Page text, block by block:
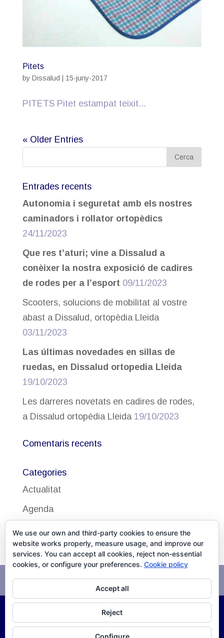
Pitets
by Dissalud 15-juny-2017
PITETS Pitet estampat teixit...
« Older Entries
Entrades recents
Autonomia i seguretat amb els nostres
caminadors i rollator ortopèdics
24/11/2023
Que res t’aturi; vine a Dissalud a
conèixer la nostra exposició de cadires
de rodes per a l’esport 09/11/2023
Scooters, solucions de mobilitat al vostre
abast a Dissalud, ortopèdia Lleida
03/11/2023
Las últimas novedades en sillas de
ruedas, en Dissalud ortopedia Lleida
19/10/2023
Les darreres novetats en cadires de rodes,
a Dissalud ortopèdia Lleida 19/10/2023
Comentaris recents
Categories
Actualitat
Agenda
Uncategorized
Avís legal Política de cookies
©2026DISSALUD, SLU DesarrolloXPG Servicios
We use our own and third-party cookies to ensure the
website works properly, measure usage, and improve our
services. You can accept all cookies, reject non-essential
cookies, or configure your preferences. Cookie policy
Accept all
Reject
Configure